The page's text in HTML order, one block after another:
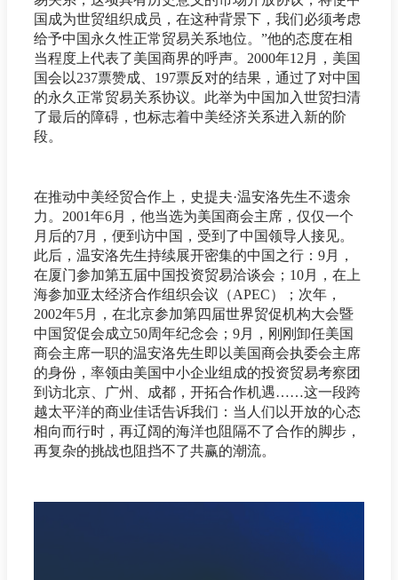
国成为世贸组织成员，在这种背景下，我们必须考虑
给予中国永久性正常贸易关系地位。”他的态度在相
当程度上代表了美国商界的呼声。2000年12月，美国
国会以237票赞成、197票反对的结果，通过了对中国
的永久正常贸易关系协议。此举为中国加入世贸扫清
了最后的障碍，也标志着中美经济关系进入新的阶
段。
在推动中美经贸合作上，史提夫·温安洛先生不遗余
力。2001年6月，他当选为美国商会主席，仅仅一个
月后的7月，便到访中国，受到了中国领导人接见。
此后，温安洛先生持续展开密集的中国之行：9月，
在厦门参加第五届中国投资贸易洽谈会；10月，在上
海参加亚太经济合作组织会议（APEC）；次年，
2002年5月，在北京参加第四届世界贸促机构大会暨
中国贸促会成立50周年纪念会；9月，刚刚卸任美国
商会主席一职的温安洛先生即以美国商会执委会主席
的身份，率领由美国中小企业组成的投资贸易考察团
到访北京、广州、成都，开拓合作机遇……这一段跨
越太平洋的商业佳话告诉我们：当人们以开放的心态
相向而行时，再辽阔的海洋也阻隔不了合作的脚步，
再复杂的挑战也阻挡不了共赢的潮流。